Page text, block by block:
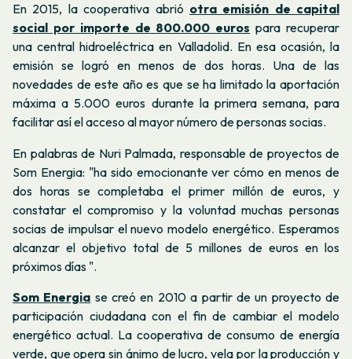
En 2015, la cooperativa abrió otra emisión de capital
social por importe de 800.000 euros para recuperar
una central hidroeléctrica en Valladolid. En esa ocasión, la
emisión se logró en menos de dos horas. Una de las
novedades de este año es que se ha limitado la aportación
máxima a 5.000 euros durante la primera semana, para
facilitar así el acceso al mayor número de personas socias.
En palabras de Nuri Palmada, responsable de proyectos de
Som Energia: "ha sido emocionante ver cómo en menos de
dos horas se completaba el primer millón de euros, y
constatar el compromiso y la voluntad muchas personas
socias de impulsar el nuevo modelo energético. Esperamos
alcanzar el objetivo total de 5 millones de euros en los
próximos días ".
Som Energia se creó en 2010 a partir de un proyecto de
participación ciudadana con el fin de cambiar el modelo
energético actual. La cooperativa de consumo de energía
verde, que opera sin ánimo de lucro, vela por la producción y